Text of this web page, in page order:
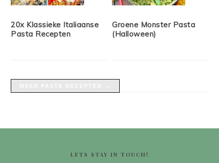
20x Klassieke Italiaanse
Pasta Recepten
Groene Monster Pasta
(Halloween)
LETS STAY IN TOUCH!